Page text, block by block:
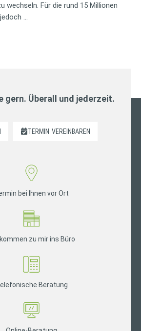
wechseln. Für die rund 15 Millionen
…
gern. Überall und jederzeit.
TERMIN VEREINBAREN
bei Ihnen vor Ort
zu mir ins Büro
Beratung